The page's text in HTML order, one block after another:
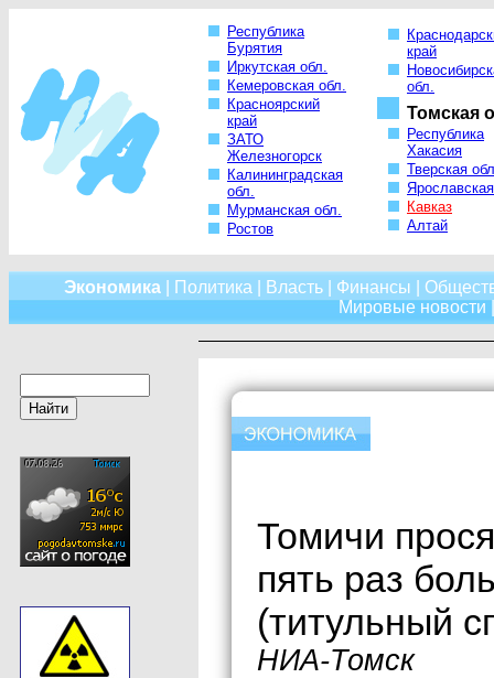
Республика
Бурятия
Иркутская обл.
Кемеровская обл.
Красноярский
край
ЗАТО
Железногорск
Калининградская
обл.
Мурманская обл.
Ростов
край
обл.
Томская
Республика
Хакасия
Тверская
Кавказ
Алтай
Экономика| Политика Власть| Финансы
Мировые новости
Томичи
пять раз
(титульный
НИА-Томск